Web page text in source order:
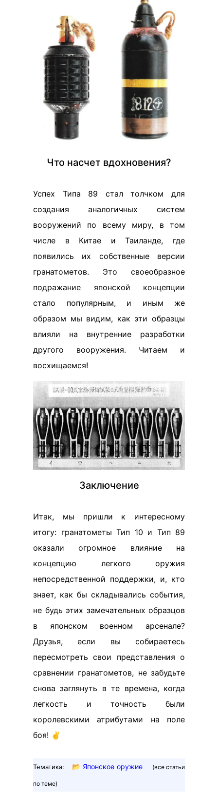
Что насчет вдохновения?
Успех Типа 89 стал толчком для
создания аналогичных систем
вооружений по всему миру, в том
числе в Китае и Таиланде, где
появились их собственные версии
гранатометов. Это своеобразное
подражание японской концепции
стало популярным, и иным же
образом мы видим, как эти образцы
влияли на внутренние разработки
другого вооружения. Читаем и
восхищаемся!
Заключение
Итак, мы пришли к интересному
итогу: гранатометы Тип 10 и Тип 89
оказали огромное влияние на
концепцию легкого оружия
непосредственной поддержки, и, кто
знает, как бы складывались события,
не будь этих замечательных образцов
в японском военном арсенале?
Друзья, если вы собираетесь
пересмотреть свои представления о
сравнении гранатометов, не забудьте
снова заглянуть в те времена, когда
легкость и точность были
королевскими атрибутами на поле
боя! ✌️
Тематика: 📂 Японское оружие (все статьи
по теме)